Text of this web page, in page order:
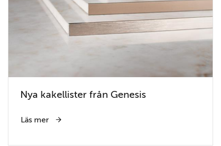
Nya kakellister från Genesis
Läs mer